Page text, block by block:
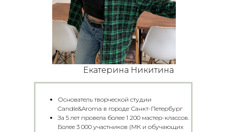
Екатерина Никитина
Основатель творческой студии
Candle&Aroma в городе Санкт-Петербург
За 5 лет провела более 1 200 мастер-классов.
Более 3 000 участников (МК и обучающих